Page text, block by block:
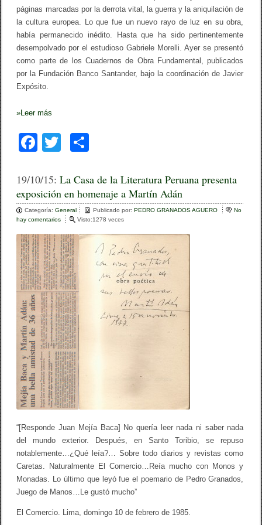
J
u
L
a
i
a
i
l
l
a
y
G
o
n
z
a
l
o
S
a
n
t
o
n
j
páginas marcadas por la derrota vital, la guerra y la aniquilación de
la cultura europea. Lo que fue un nuevo rayo de luz en su obra,
había permanecido inédito. Hasta que ha sido pertinentemente
desempolvado por el estudioso Gabriele Morelli. Ayer se presentó
como parte de los Cuadernos de Obra Fundamental, publicados
por la Fundación Banco Santander, bajo la coordinación de Javier
Expósito.
»Leer más
F
c
e
b
o
o
k
tt
er
m
p
ar
tir
19/10/15:La Casa de la Literatura Peruana presenta
exposición en homenaje a Martín Adán
Categoría:General Publicado por:PEDRO GRANADOS AGUERO
No
hay comentarios
L
a
C
a
s
a
d
e
l
a
L
i
t
e
r
a
t
u
r
P
r
u
a
p
e
Visto:1278 veces
“[Responde Juan Mejía Baca] No quería leer nada ni saber nada
del mundo exterior. Después, en Santo Toribio, se repuso
notablemente…¿Qué leía?… Sobre todo diarios y revistas como
Caretas. Naturalmente El Comercio…Reía mucho con Monos y
Monadas. Lo último que leyó fue el poemario de Pedro Granados,
Juego de Manos…Le gustó mucho”
El Comercio. Lima, domingo 10 de febrero de 1985.